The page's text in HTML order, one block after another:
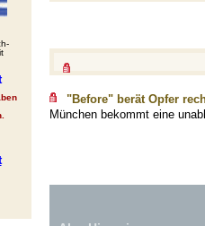
"Before" berät Opfer
München bekommt eine